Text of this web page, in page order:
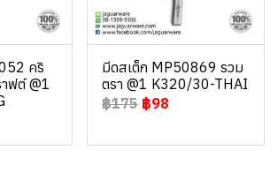
คริ
ฟต์ @1
มีดสเต็ก MP50869 รวม
ตรา @1 K320/30-THAI
฿175 ฿98